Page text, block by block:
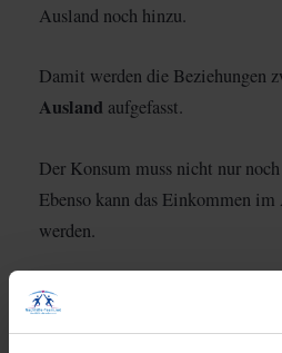
Ausland noch hinzu.
Damit werden die Beziehungen
Ausland aufgefasst.
Der Konsum muss nicht nur
Ebenso kann das Einkommen
werden.
Die Unternehmen können
sowohl